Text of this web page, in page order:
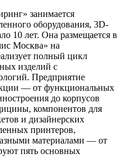
занимается
оборудования, 3D-
10 лет. Она размещается в
Москва» на
полный цикл
изделий с
Предприятие
— от функциональных
до корпусов
компонентов для
и дизайнерских
принтеров,
материалами — от
пять основных